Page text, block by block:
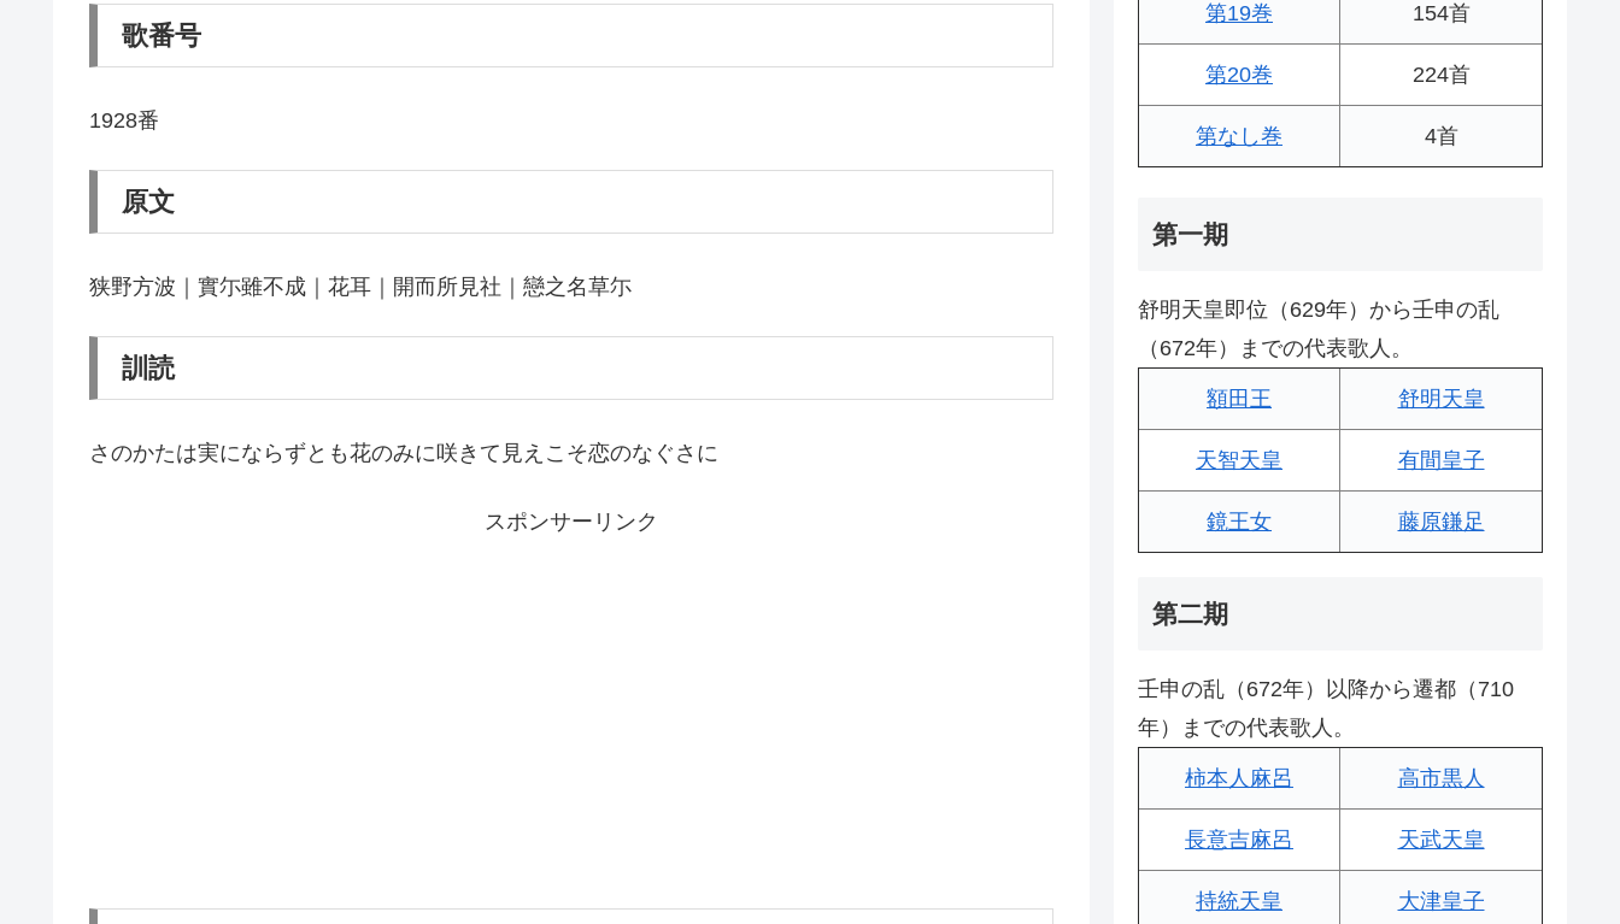
歌番号
1928番
原文
狭野方波｜實尓雖不成｜花耳｜開而所見社｜戀之名草尓
訓読
さのかたは実にならずとも花のみに咲きて見えこそ恋のなぐさに
スポンサーリンク
第19巻 154首
第20巻 224首
第なし巻 4首
第一期
舒明天皇即位（629年）から壬申の乱
（672年）までの代表歌人。
額田王 舒明天皇
天智天皇 有間皇子
鏡王女 藤原鎌足
第二期
壬申の乱（672年）以降から遷都（710
年）までの代表歌人。
柿本人麻呂 高市黒人
長意吉麻呂 天武天皇
持統天皇 大津皇子